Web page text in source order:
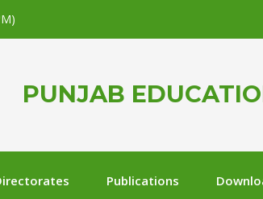
PUNJAB
Publications